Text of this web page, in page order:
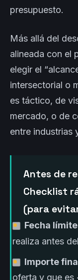
presupuesto.
Más allá del
alineada con el
elegir el
intersectorial o
es táctico, de
mercado, o de
entre industrias
Antes de
Checklist
(para
Fecha límite
realiza antes del
Importe
oferta y que es